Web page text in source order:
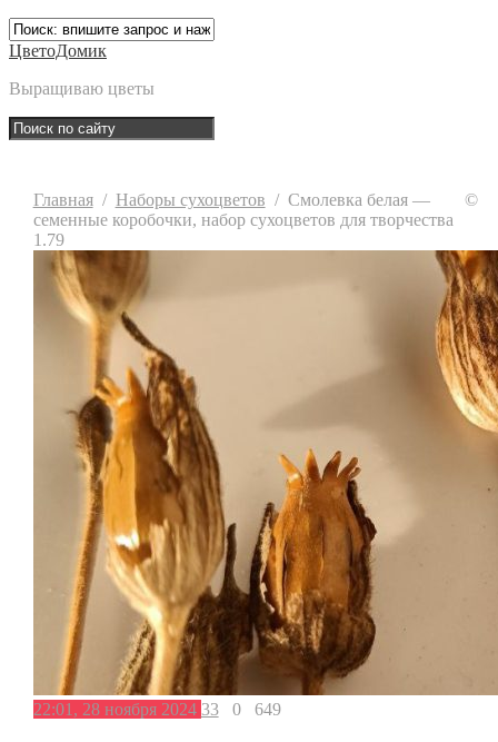
ЦветоДомик
Выращиваю цветы
Главная/ Наборы сухоцветов / Смолевка белая —
семенные коробочки, набор сухоцветов для творчества
1.79
22:01, 28 ноября 2024 33 0 649
©